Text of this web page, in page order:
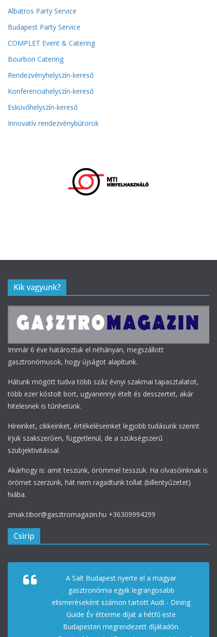
Albatros Party Service
Budapest Party Service
COMPLET Event & Catering
Bourbon Catering
Rendezvényhelyszín-kereső
Konferenciahelyszín-kereső
Esküvőhelyszín-kereső
Innovatív rendezvénybútorok
Kik vagyunk?
Immár 6 éve határoztuk el néhányan, megszállott
gasztronómusok, hogy újságot alapítunk.
Hátunk mögött tudva több száz évnyi szakmai tapasztalatot,
több ezer kóstolt bort, ugyanennyi ételt és desszertet, akár
hitelesnek is tűnhetünk.
Híreinket, cikkeinket, értékeléseinket legjobb tudásunk szerint
írjuk szakszerűen, függetlenül, de a szükségszerű
szubjektivitással.
Akárhogy is: amit teszünk, örömmel tesszük. Ha olvasóinknak is
örömet szerzünk, hát nem ragadtunk tollat (billentyűzetet)
hiába.
zmak.tibor@gasztromagazin.hu +36309994299
Csirip
A Salt Budapest nyerte el a magyar
gasztronómia egyik legrangosabb
elismeréseként számon tartott Audi - Dining
Guide Év étterme díjat a hétfő este
Budapesten megrendezett díjátadón.